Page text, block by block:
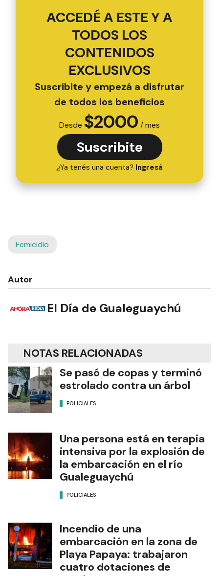
ACCEDÉ A ESTE Y A
TODOS LOS
CONTENIDOS
EXCLUSIVOS
Suscribite y empezá a disfrutar
de todos los beneficios
Desde $2000 / mes
Suscribite
¿Ya tenés una cuenta? Ingresá
Femicidio
Autor
El Día de Gualeguaychú
NOTAS RELACIONADAS
Se pasó de copas y terminó
estrolado contra un árbol
POLICIALES
Una persona está en terapia
intensiva por la explosión de
la embarcación en el río
Gualeguaychú
POLICIALES
Incendio de una
embarcación en la zona de
Playa Papaya: trabajaron
cuatro dotaciones de